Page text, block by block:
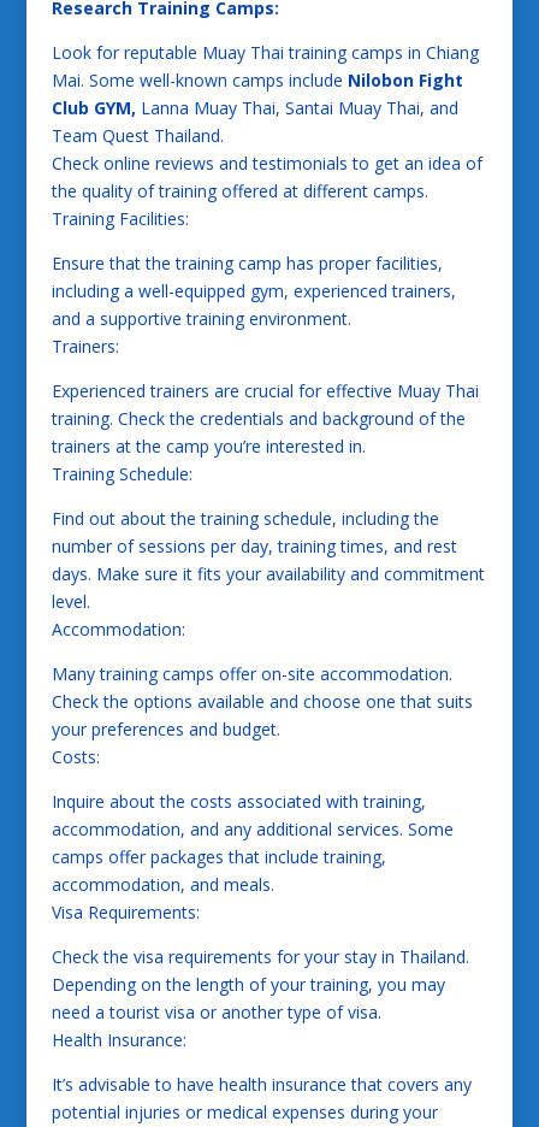
Research Training Camps:
Look for reputable Muay Thai training camps in Chiang
Mai. Some well-known camps include Nilobon Fight
Club GYM, Lanna Muay Thai, Santai Muay Thai, and
Team Quest Thailand.
Check online reviews and testimonials to get an idea of
the quality of training offered at different camps.
Training Facilities:
Ensure that the training camp has proper facilities,
including a well-equipped gym, experienced trainers,
and a supportive training environment.
Trainers:
Experienced trainers are crucial for effective Muay Thai
training. Check the credentials and background of the
trainers at the camp you’re interested in.
Training Schedule:
Find out about the training schedule, including the
number of sessions per day, training times, and rest
days. Make sure it fits your availability and commitment
level.
Accommodation:
Many training camps offer on-site accommodation.
Check the options available and choose one that suits
your preferences and budget.
Costs:
Inquire about the costs associated with training,
accommodation, and any additional services. Some
camps offer packages that include training,
accommodation, and meals.
Visa Requirements:
Check the visa requirements for your stay in Thailand.
Depending on the length of your training, you may
need a tourist visa or another type of visa.
Health Insurance:
It’s advisable to have health insurance that covers any
potential injuries or medical expenses during your